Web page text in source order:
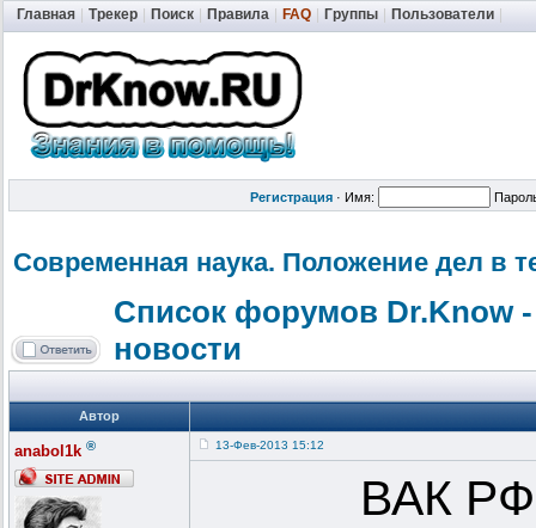
Главная Трекер Поиск Правила FAQ Группы Пользователи
Регистрация · Имя:
Современная наука. Положение дел в
Список форумов Dr.Know
новости
Автор
anabol1k ® 13-Фев-2013 15:12
ВАК РФ